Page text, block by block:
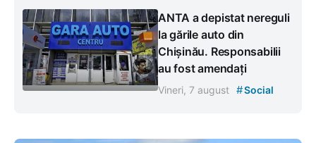
ANTA a depistat nereguli
la gările auto din
Chișinău. Responsabilii
au fost amendați
Vineri, 7 august #Social